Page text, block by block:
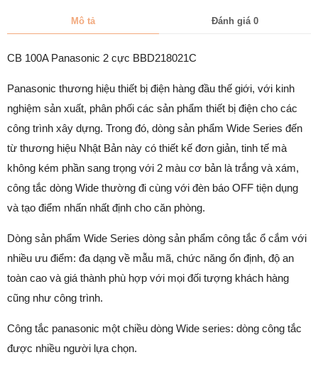
Mô tả Đánh giá 0
CB 100A Panasonic 2 cực BBD218021C
Panasonic thương hiệu thiết bị điện hàng đầu thế giới, với kinh
nghiệm sản xuất, phân phối các sản phẩm thiết bị điện cho các
công trình xây dựng. Trong đó, dòng sản phẩm Wide Series đến
từ thương hiệu Nhật Bản này có thiết kế đơn giản, tinh tế mà
không kém phần sang trọng với 2 màu cơ bản là trắng và xám,
công tắc dòng Wide thường đi cùng với đèn báo OFF tiện dụng
và tạo điểm nhấn nhất định cho căn phòng.
Dòng sản phẩm Wide Series dòng sản phẩm công tắc ổ cắm với
nhiều ưu điểm: đa dạng về mẫu mã, chức năng ổn định, độ an
toàn cao và giá thành phù hợp với mọi đối tượng khách hàng
cũng như công trình.
Công tắc panasonic một chiều dòng Wide series: dòng công tắc
được nhiều người lựa chọn.